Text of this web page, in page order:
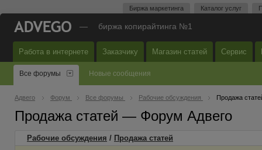
Биржа маркетинга Каталог услуг
— биржа копирайтинга №1
Работа в интернете Заказчику Магазин статей Сервис
Все форумы Новые сообщения
Адвего Форум Все форумы Рабочие обсуждения Продажа
Продажа статей — Форум Адвего
Рабочие обсуждения / Продажа статей